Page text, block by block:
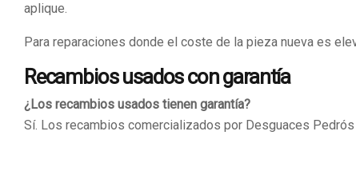
aplique.
Para reparaciones donde el coste de la pieza nueva es
Recambios usados con garantía
¿Los recambios usados tienen garantía?
Sí. Los recambios comercializados por Desguaces